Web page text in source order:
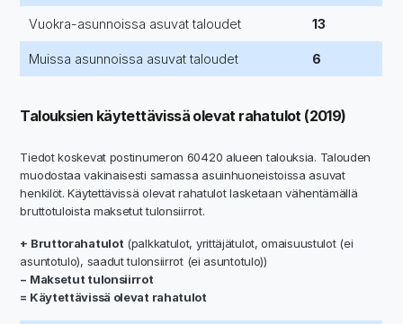
Vuokra-asunnoissa asuvat taloudet 13
Muissa asunnoissa asuvat taloudet 6
Talouksien käytettävissä olevat rahatulot (2019)
Tiedot koskevat postinumeron 60420 alueen talouksia. Talouden
muodostaa vakinaisesti samassa asuinhuoneistoissa asuvat
henkilöt. Käytettävissä olevat rahatulot lasketaan vähentämällä
bruttotuloista maksetut tulonsiirrot.
+ Bruttorahatulot (palkkatulot, yrittäjätulot, omaisuustulot (ei
asuntotulo), saadut tulonsiirrot (ei asuntotulo))
− Maksetut tulonsiirrot
= Käytettävissä olevat rahatulot